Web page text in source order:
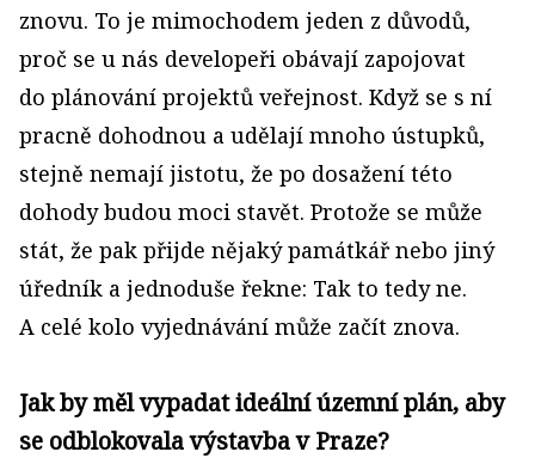
znovu. To je mimochodem jeden z důvodů,
proč se u nás developeři obávají zapojovat
do plánování projektů veřejnost. Když se s ní
pracně dohodnou a udělají mnoho ústupků,
stejně nemají jistotu, že po dosažení této
dohody budou moci stavět. Protože se může
stát, že pak přijde nějaký památkář nebo jiný
úředník a jednoduše řekne: Tak to tedy ne.
A celé kolo vyjednávání může začít znova.
Jak by měl vypadat ideální územní plán, aby
se odblokovala výstavba v Praze?